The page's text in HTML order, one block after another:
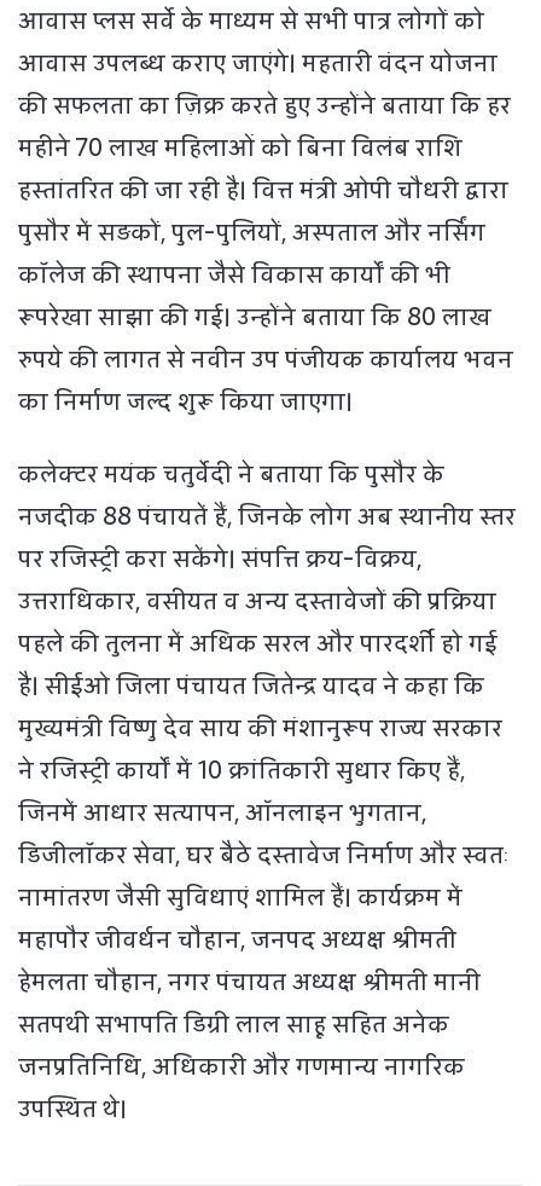
आवास प्लस सर्वे के माध्यम से सभी पात्र लोगों को
आवास उपलब्ध कराए जाएंगे। महतारी वंदन योजना
की सफलता का ज़िक्र करते हुए उन्होंने बताया कि हर
महीने 70 लाख महिलाओं को बिना विलंब राशि
हस्तांतरित की जा रही है। वित्त मंत्री ओपी चौधरी द्वारा
पुसौर में सड़कों, पुल-पुलियों, अस्पताल और नर्सिंग
कॉलेज की स्थापना जैसे विकास कार्यों की भी
रूपरेखा साझा की गई। उन्होंने बताया कि 80 लाख
रुपये की लागत से नवीन उप पंजीयक कार्यालय भवन
का निर्माण जल्द शुरू किया जाएगा।
कलेक्टर मयंक चतुर्वेदी ने बताया कि पुसौर के
नजदीक 88 पंचायतें हैं, जिनके लोग अब स्थानीय स्तर
पर रजिस्ट्री करा सकेंगे। संपत्ति क्रय-विक्रय,
उत्तराधिकार, वसीयत व अन्य दस्तावेजों की प्रक्रिया
पहले की तुलना में अधिक सरल और पारदर्शी हो गई
है। सीईओ जिला पंचायत जितेन्द्र यादव ने कहा कि
मुख्यमंत्री विष्णु देव साय की मंशानुरूप राज्य सरकार
ने रजिस्ट्री कार्यों में 10 क्रांतिकारी सुधार किए हैं,
जिनमें आधार सत्यापन, ऑनलाइन भुगतान,
डिजीलॉकर सेवा, घर बैठे दस्तावेज निर्माण और स्वतः
नामांतरण जैसी सुविधाएं शामिल हैं। कार्यक्रम में
महापौर जीवर्धन चौहान, जनपद अध्यक्ष श्रीमती
हेमलता चौहान, नगर पंचायत अध्यक्ष श्रीमती मानी
सतपथी सभापति डिग्री लाल साहू सहित अनेक
जनप्रतिनिधि, अधिकारी और गणमान्य नागरिक
उपस्थित थे।